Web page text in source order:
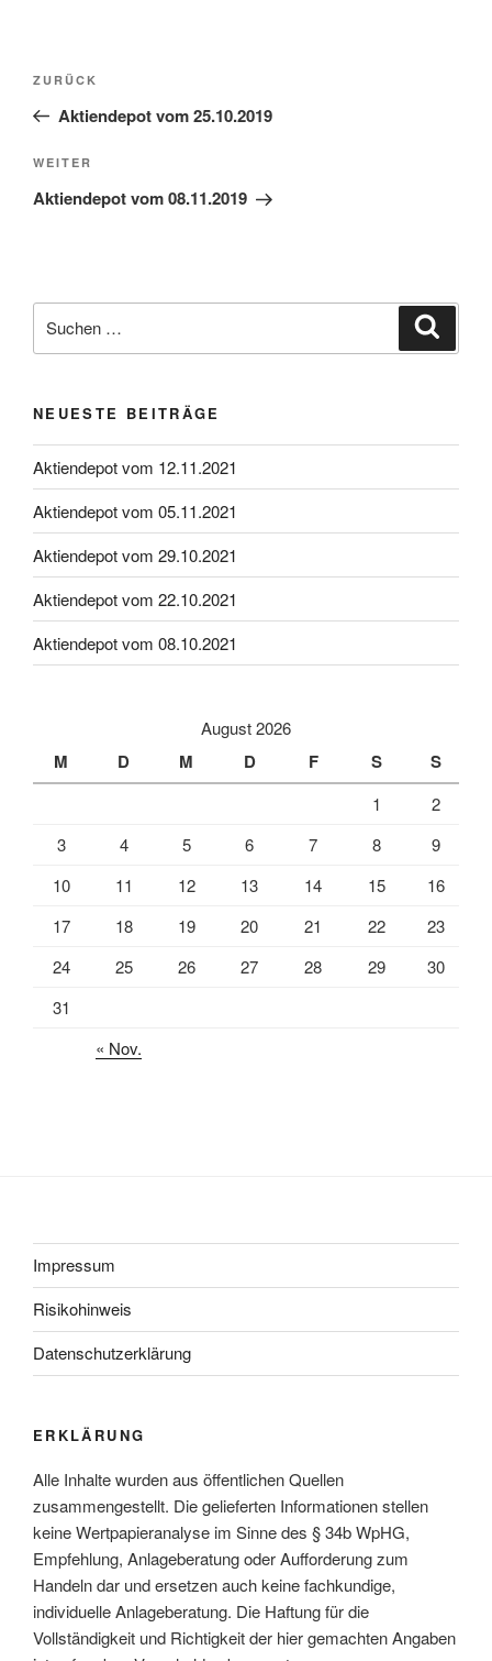
Beitragsnavigation
Vorheriger
Beitrag
ZURÜCK
Aktiendepot vom 25.10.2019
Nächster
Beitrag
WEITER
Aktiendepot vom 08.11.2019
nach:
NEUESTE BEITRÄGE
Aktiendepot vom 12.11.2021
Aktiendepot vom 05.11.2021
Aktiendepot vom 29.10.2021
Aktiendepot vom 22.10.2021
Aktiendepot vom 08.10.2021
August 2026
M D M D F S S
1
2
3
4 5 6 7 8
9
10
11 12 13 14 15
16
17
18 19 20 21 22
23
24
25 26 27 28 29
30
31
« Nov.
Impressum
Risikohinweis
Datenschutzerklärung
ERKLÄRUNG
Alle Inhalte wurden aus öffentlichen Quellen
zusammengestellt. Die gelieferten Informationen stellen
keine Wertpapieranalyse im Sinne des § 34b WpHG,
Empfehlung, Anlageberatung oder Aufforderung zum
Handeln dar und ersetzen auch keine fachkundige,
individuelle Anlageberatung. Die Haftung für die
Vollständigkeit und Richtigkeit der hier gemachten Angaben